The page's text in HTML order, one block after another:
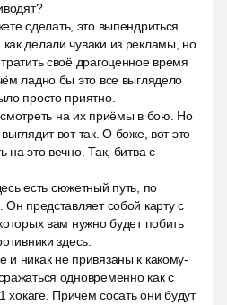
сделать, это выпендриться
делали чуваки из рекламы, но
своё драгоценное время
ладно бы это все выглядело
просто приятно.
на их приёмы в бою. Но
вот так. О боже, вот это
это вечно. Так, битва с
есть сюжетный путь, по
представляет собой карту с
вам нужно будет побить
здесь.
никак не привязаны к какому-
одновременно как с
хокаге. Причём сосать они будут